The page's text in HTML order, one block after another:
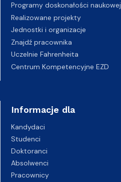
Programy doskonałości naukowej
Realizowane projekty
Jednostki i organizacje
Znajdź pracownika
Uczelnie Fahrenheita
Centrum Kompetencyjne EZD
Informacje dla
Kandydaci
Studenci
Doktoranci
Absolwenci
Pracownicy